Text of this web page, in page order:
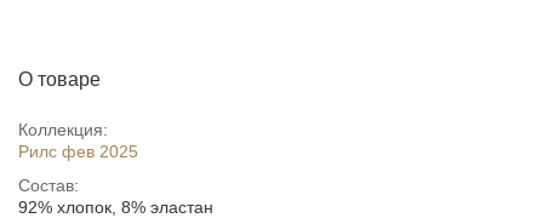
О товаре
Коллекция:
Рилс фев 2025
Состав:
92% хлопок, 8% эластан